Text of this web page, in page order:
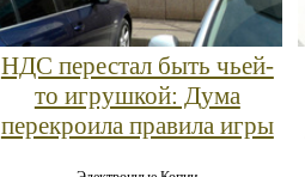
НДС перестал быть чьей-
то игрушкой: Дума
перекроила правила игры